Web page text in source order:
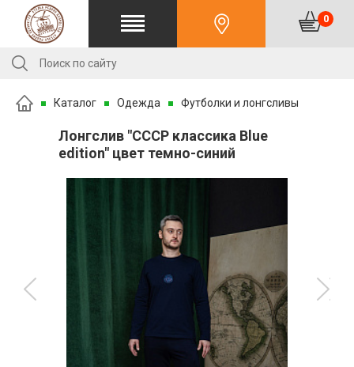
0
Каталог Одежда Футболки и лонгсливы
Лонгслив "СССР классика Blue
edition" цвет темно-синий